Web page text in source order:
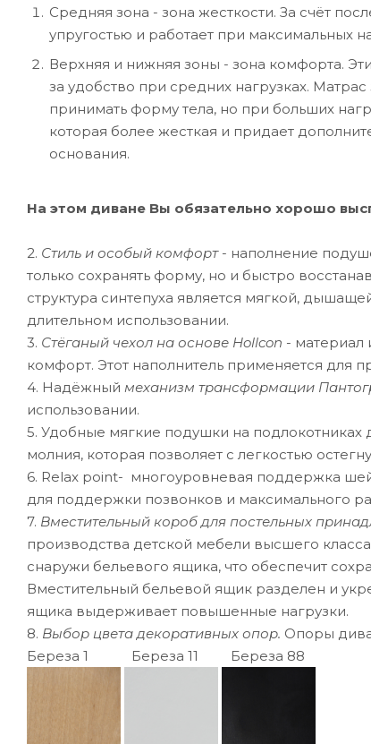
Средняя зона - зона жесткости. За счёт
упругостью и работает при максимальных
Верхняя и нижняя зоны - зона комфорта.
за удобство при средних нагрузках.
принимать форму тела, но при больших
которая более жесткая и придает
основания.
На этом диване Вы обязательно хорошо
2. Стиль и особый комфорт- наполнение
только сохранять форму, но и быстро
структура синтепуха является мягкой,
длительном использовании.
3. Стёганый чехол на основе Hollcon - материал
комфорт. Этот наполнитель применяется для
4. Надёжный механизм трансформации
использовании.
5. Удобные мягкие подушки на
молния, которая позволяет с легкостью
6. Relax point- многоуровневая поддержка
для поддержки позвонков и максимального
7. Вместительный короб для постельных
производства детской мебели высшего
снаружи бельевого ящика, что обеспечит
Вместительный бельевой ящик разделен и
ящика выдерживает повышенные нагрузки.
8. Выбор цвета декоративных опор. Опоры
Береза 1 Береза 11 Береза 88